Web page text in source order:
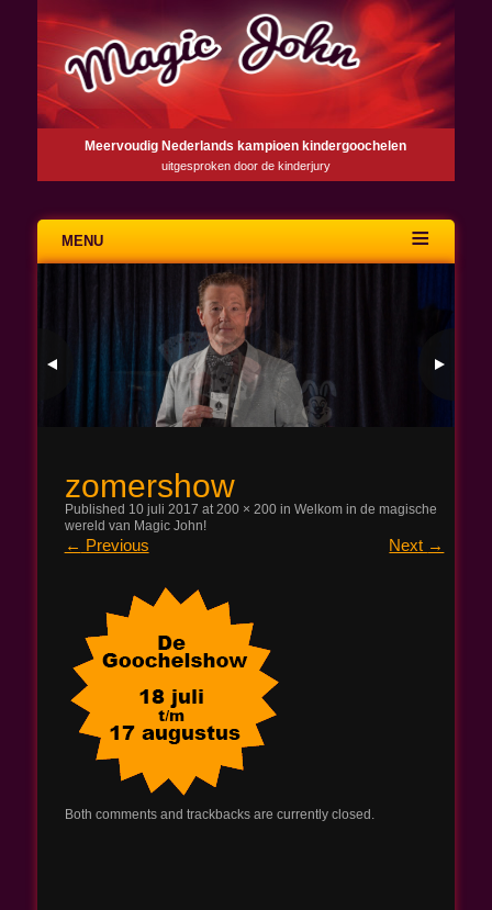
Meervoudig Nederlands kampioen kindergoochelen
uitgesproken door de kinderjury
MENU
zomershow
Published 10 juli 2017 at200 × 200in Welkom in de magische
wereld van Magic John!
← Previous Next →
Both comments and trackbacks are currently closed.